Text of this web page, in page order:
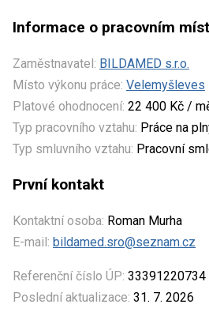
Informace o pracovním
Zaměstnavatel: BILDAMED s.r.o.
Místo výkonu práce: Velemyšleves
Platové ohodnocení: 22 400 Kč /
Typ pracovního vztahu: Práce na
Typ smluvního vztahu: Pracovní
První kontakt
Kontaktní osoba: Roman Murha
E-mail: bildamed.sro@seznam.cz
Referenční číslo ÚP: 33391220734
Poslední aktualizace: 31. 7. 2026